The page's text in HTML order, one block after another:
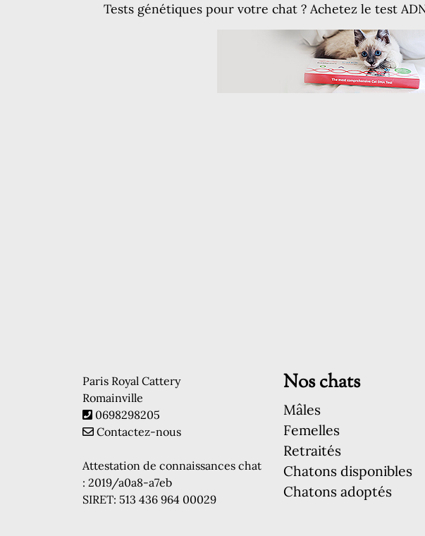
Tests génétiques pour votre chat ? Achetez le test
Paris Royal Cattery
Romainville
0698298205
Contactez-nous
Attestation de connaissances chat
: 2019/a0a8-a7eb
SIRET: 513 436 964 00029
Nos chats
Mâles
Femelles
Retraités
Chatons disponibles
Chatons adoptés